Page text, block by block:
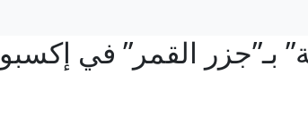
بـ”جزر القمر” في إكسبو